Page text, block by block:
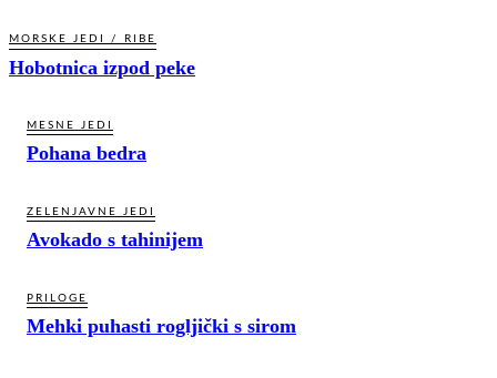
MORSKE JEDI / RIBE
Hobotnica izpod peke
MESNE JEDI
Pohana bedra
ZELENJAVNE JEDI
Avokado s tahinijem
PRILOGE
Mehki puhasti rogljički s sirom